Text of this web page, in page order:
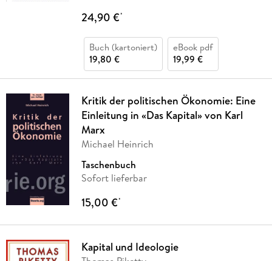
24,90 €*
Buch (kartoniert)
19,80 €
eBook pdf
19,99 €
Kritik der politischen Ökonomie: Eine
Einleitung in «Das Kapital» von Karl
Marx
Michael Heinrich
Taschenbuch
Sofort lieferbar
15,00 €*
Kapital und Ideologie